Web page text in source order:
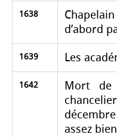
1638
d’abord
1639 Les
1642
Mort de
assez